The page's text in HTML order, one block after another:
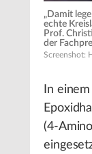
„Damit
echte
Prof.
der
Screenshot:
In
(4-